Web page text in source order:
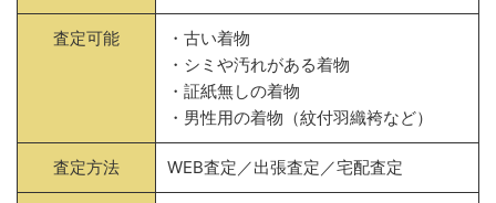
査定可能
・古い着物
・シミや汚れがある着物
・証紙無しの着物
・男性用の着物（紋付羽織袴など）
査定方法 WEB査定／出張査定／宅配査定